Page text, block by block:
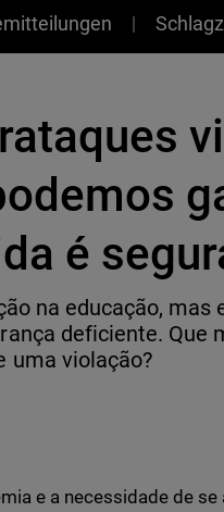
é
na educação, mas
deficiente. Que
uma violação?
e a necessidade de